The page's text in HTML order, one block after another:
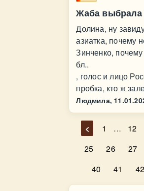
Жаба выбрала
Долина, ну
азиатка, почему
Зинченко,
бл..
, голос и лицо
пробка, кто ж
Людмила,
< 1 … 12
25
26 27
40
41 42